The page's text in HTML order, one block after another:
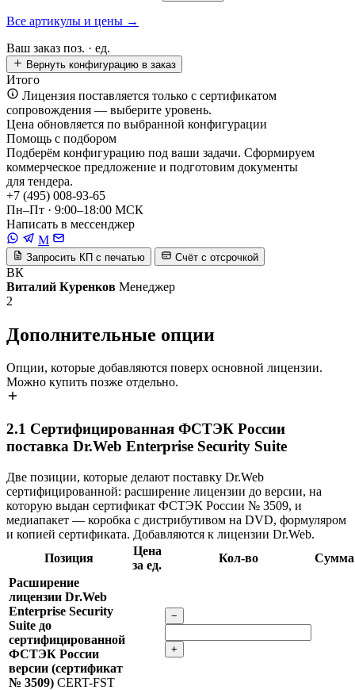
Все артикулы и цены →
Ваш заказ поз. · ед.
Вернуть конфигурацию в заказ
Итого
Лицензия поставляется только с сертификатом
сопровождения — выберите уровень.
Цена обновляется по выбранной конфигурации
Помощь с подбором
Подберём конфигурацию под ваши задачи. Сформируем
коммерческое предложение и подготовим документы
для тендера.
+7 (495) 008-93-65
Пн–Пт · 9:00–18:00 МСК
Написать в мессенджер
M
Запросить КП с печатью Счёт с отсрочкой
ВК
Виталий Куренков Менеджер
2
Дополнительные опции
Опции, которые добавляются поверх основной лицензии.
Можно купить позже отдельно.
2.1 Сертифицированная ФСТЭК России
поставка Dr.Web Enterprise Security Suite
Две позиции, которые делают поставку Dr.Web
сертифицированной: расширение лицензии до версии, на
которую выдан сертификат ФСТЭК России № 3509, и
медиапакет — коробка с дистрибутивом на DVD, формуляром
и копией сертификата. Добавляются к лицензии Dr.Web.
Позиция
Цена
за ед.
Кол-во
Сумма
Расширение
лицензии Dr.Web
Enterprise Security
Suite до
сертифицированной
ФСТЭК России
версии (сертификат
№ 3509) CERT-FST
−
+